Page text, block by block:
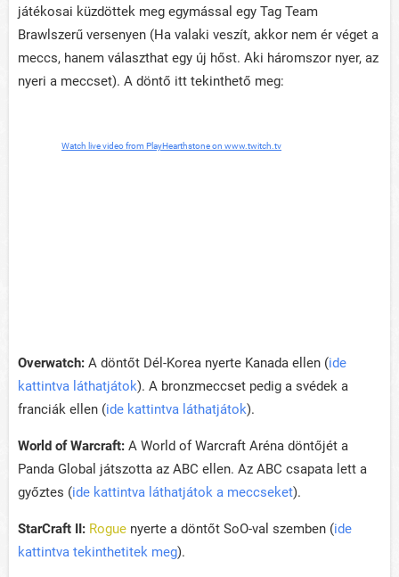
játékosai küzdöttek meg egymással egy Tag Team
Brawlszerű versenyen (Ha valaki veszít, akkor nem ér véget a
meccs, hanem választhat egy új hőst. Aki háromszor nyer, az
nyeri a meccset). A döntő itt tekinthető meg:
Watch live video from PlayHearthstone on www.twitch.tv
Overwatch: A döntőt Dél-Korea nyerte Kanada ellen (ide
kattintva láthatjátok). A bronzmeccset pedig a svédek a
franciák ellen (ide kattintva láthatjátok).
World of Warcraft: A World of Warcraft Aréna döntőjét a
Panda Global játszotta az ABC ellen. Az ABC csapata lett a
győztes (ide kattintva láthatjátok a meccseket).
StarCraft II: Rogue nyerte a döntőt SoO-val szemben (ide
kattintva tekinthetitek meg).